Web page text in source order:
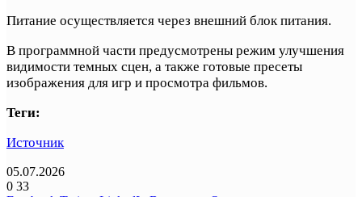
Питание осуществляется через внешний блок питания.
В программной части предусмотрены режим улучшения
видимости темных сцен, а также готовые пресеты
изображения для игр и просмотра фильмов.
Теги:
Источник
05.07.2026
0 33